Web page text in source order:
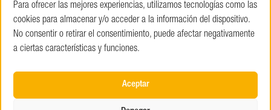
Para ofrecer las mejores experiencias, utilizamos tecnologías como las
cookies para almacenar y/o acceder a la información del dispositivo.
No consentir o retirar el consentimiento, puede afectar negativamente
a ciertas características y funciones.
Aceptar
ALQUILER Y VENTA DE EQUIPOS PORTÁTILES DE LIMPIEZA, FILTRACIÓN Y
SEPARACIÓN DE ACEITES EXTRAÑOS